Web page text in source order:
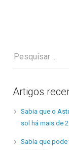
Artigos
Sabia que o
sol há mais de
Sabia que